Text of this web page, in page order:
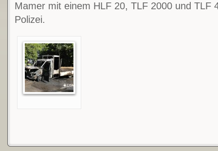
Mamer mit einem HLF 20, TLF 2000 und TLF
Polizei.